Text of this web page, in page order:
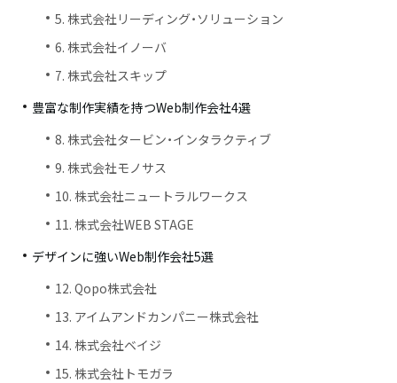
5. 株式会社リーディング・ソリューション
6. 株式会社イノーバ
7. 株式会社スキップ
豊富な制作実績を持つWeb制作会社4選
8. 株式会社タービン・インタラクティブ
9. 株式会社モノサス
10. 株式会社ニュートラルワークス
11. 株式会社WEB STAGE
デザインに強いWeb制作会社5選
12. Qopo株式会社
13. アイムアンドカンパニー株式会社
14. 株式会社ベイジ
15. 株式会社トモガラ